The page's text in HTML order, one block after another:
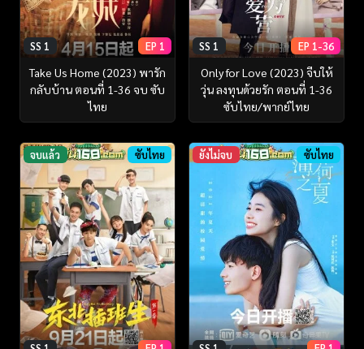
SS 1 EP 1
Take Us Home (2023) พารัก
กลับบ้าน ตอนที่ 1-36 จบ ซับ
ไทย
SS 1 EP 1-36
Only for Love (2023) จีบให้
วุ่น ลงทุนด้วยรัก ตอนที่ 1-36
ซับไทย/พากย์ไทย
จบแล้ว ซับไทย ยังไม่จบ ซับไทย